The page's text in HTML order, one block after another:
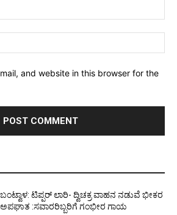
and website in this browser for the
ಬಂಟ್ವಾಳ: ಟಿಪ್ಪರ್ ಲಾರಿ- ದ್ವಿಚಕ್ರ ವಾಹನ ನಡುವೆ ಭೀಕರ
ಅಪಘಾತ :ಸವಾರರಿಬ್ಬರಿಗೆ ಗಂಭೀರ ಗಾಯ